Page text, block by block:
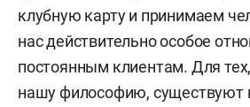
клубную карту и принимаем
нас действительно особое
постоянным клиентам. Для
нашу философию, существуют